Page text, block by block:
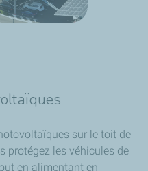
sur le toit de
protégez les véhicules de
en alimentant en